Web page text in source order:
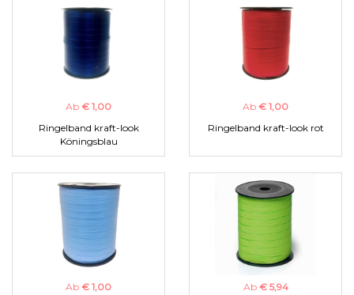
Ab € 1,00
Ringelband kraft-look
Köningsblau
Ab € 1,00
Ringelband kraft-look rot
Ab € 1,00 Ab € 5,94